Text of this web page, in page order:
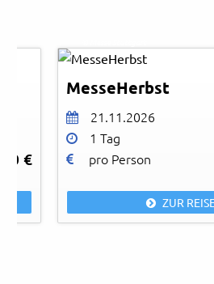
€
MesseHerbst
21.11.2026
1 Tag
pro Person
ZUR REISE